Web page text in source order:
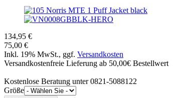
134,95 €
75,00 €
Inkl. 19% MwSt., ggf. Versandkosten
Versandkostenfreie Lieferung ab 50,00€ Bestellwert
Kostenlose Beratung unter 0821-5088122
Größe